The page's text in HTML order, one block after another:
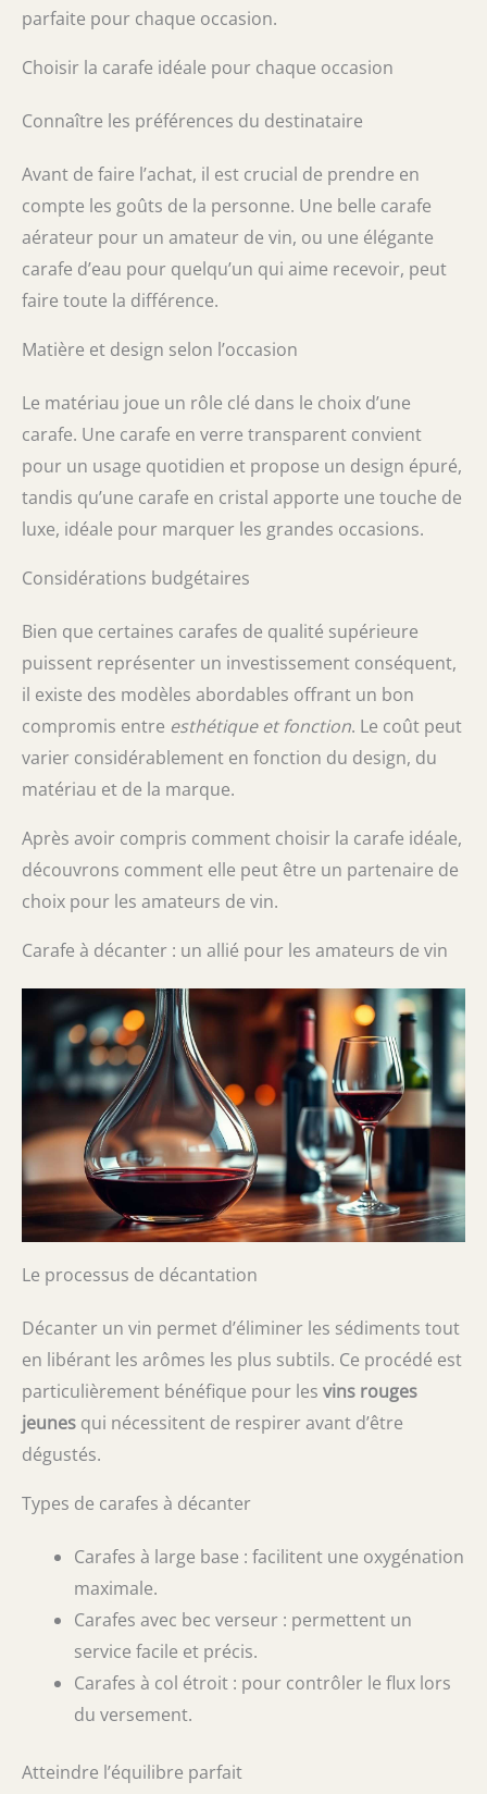
parfaite pour chaque occasion.
Choisir la carafe idéale pour chaque occasion
Connaître les préférences du destinataire
Avant de faire l’achat, il est crucial de prendre en
compte les goûts de la personne. Une belle carafe
aérateur pour un amateur de vin, ou une élégante
carafe d’eau pour quelqu’un qui aime recevoir, peut
faire toute la différence.
Matière et design selon l’occasion
Le matériau joue un rôle clé dans le choix d’une
carafe. Une carafe en verre transparent convient
pour un usage quotidien et propose un design épuré,
tandis qu’une carafe en cristal apporte une touche de
luxe, idéale pour marquer les grandes occasions.
Considérations budgétaires
Bien que certaines carafes de qualité supérieure
puissent représenter un investissement conséquent,
il existe des modèles abordables offrant un bon
compromis entre esthétique et fonction. Le coût peut
varier considérablement en fonction du design, du
matériau et de la marque.
Après avoir compris comment choisir la carafe idéale,
découvrons comment elle peut être un partenaire de
choix pour les amateurs de vin.
Carafe à décanter : un allié pour les amateurs de vin
Le processus de décantation
Décanter un vin permet d’éliminer les sédiments tout
en libérant les arômes les plus subtils. Ce procédé est
particulièrement bénéfique pour les vins rouges
jeunes qui nécessitent de respirer avant d’être
dégustés.
Types de carafes à décanter
Carafes à large base : facilitent une oxygénation
maximale.
Carafes avec bec verseur : permettent un
service facile et précis.
Carafes à col étroit : pour contrôler le flux lors
du versement.
Atteindre l’équilibre parfait